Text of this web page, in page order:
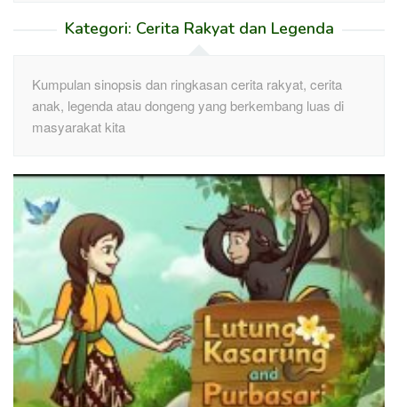
Kategori: Cerita Rakyat dan Legenda
Kumpulan sinopsis dan ringkasan cerita rakyat, cerita
anak, legenda atau dongeng yang berkembang luas di
masyarakat kita